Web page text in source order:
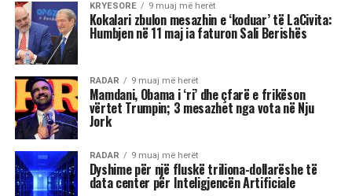
KRYESORE 9 muaj më herët
Kokalari zbulon mesazhin e ‘koduar’ të LaCivita:
Humbjen në 11 maj ia faturon Sali Berishës
RADAR 9 muaj më herët
Mamdani, Obama i ‘ri’ dhe çfarë e frikëson
vërtet Trumpin; 3 mesazhet nga vota në Nju
Jork
RADAR 9 muaj më herët
Dyshime për një fluskë triliona-dollarëshe të
data center për Inteligjencën Artificiale